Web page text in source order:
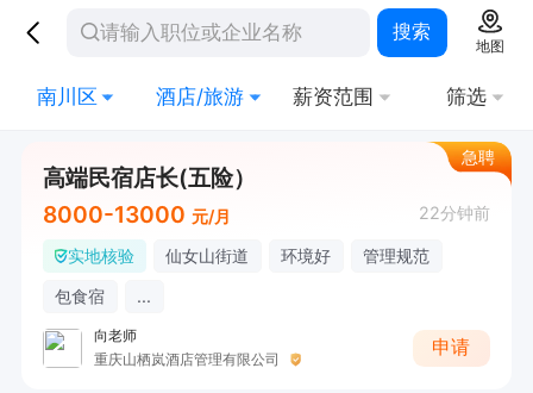
搜索
地图
南川区 酒店/旅游 薪资范围 筛选
急聘
高端民宿店长(五险）
8000-13000 元/月 22分钟前
实地核验 仙女山街道 环境好
管理规范
包食宿
...
向老师
重庆山栖岚酒店管理有限公司
申请